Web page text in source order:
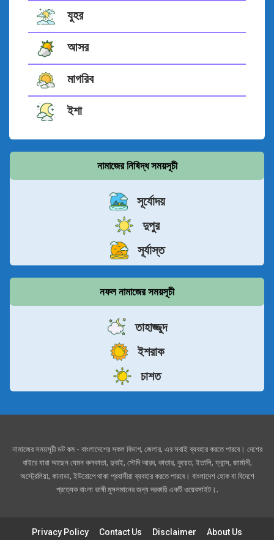
যুহর
আসর
মাগরিব
ইশা
নামাজের নিষিদ্ধ সময়সূচী
সূর্যোদয়
দুপুর
সূর্যাস্ত
নফল নামাজের সময়সূচী
তাহাজ্জুদ
ইশরাক
চাশত
নামাজের সময়সূচী ডট কম - বাংলাদেশের সকল বিভাগ, জেলার, এর সবাই ব্যবহার করতে পারবে। দেশের
বাইরে যারা আছেন যেমন কলকাতা, দুবাই, সৌদি আরব, কাতার, কুয়েত, ইতালি, ফ্রান্স, জার্মানী,
অস্ট্রেলিয়া, কানাডা, ইউরোপে থাকা প্রবাসীরা ব্যবহার করতে পারবে। বাংলাদেশ হোক বা বিদেশে
প্রত্যেক বাংলা ভাষী মুসলমানের জন্য দরকারি একটি ওয়েবসাইট।.
Privacy Policy Contact Us Disclaimer About Us